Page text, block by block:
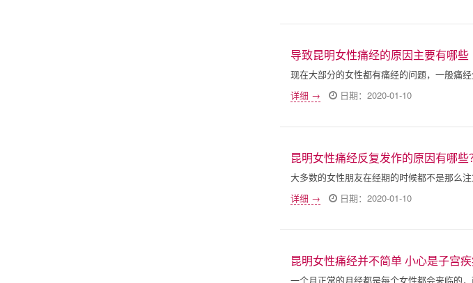
导致昆明女性痛经的原因主要有哪些
现在大部分的女性都有痛经的问题，一般痛
详细 →
日期：2020-01-10
昆明女性痛经反复发作的原因有哪些
大多数的女性朋友在经期的时候都不是那么
详细 →
日期：2020-01-10
昆明女性痛经并不简单 小心是子宫疾
一个月正常的月经都是每个女性都会来临的